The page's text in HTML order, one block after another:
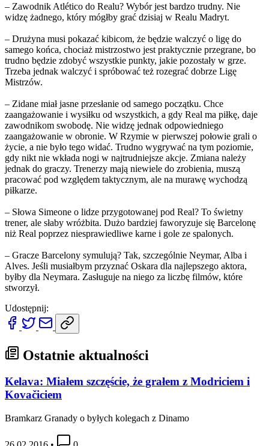
– Zawodnik Atlético do Realu? Wybór jest bardzo trudny. Nie
widzę żadnego, który mógłby grać dzisiaj w Realu Madryt.
– Drużyna musi pokazać kibicom, że będzie walczyć o ligę do
samego końca, chociaż mistrzostwo jest praktycznie przegrane, bo
trudno będzie zdobyć wszystkie punkty, jakie pozostały w grze.
Trzeba jednak walczyć i spróbować też rozegrać dobrze Ligę
Mistrzów.
– Zidane miał jasne przesłanie od samego początku. Chce
zaangażowanie i wysiłku od wszystkich, a gdy Real ma piłkę, daje
zawodnikom swobodę. Nie widzę jednak odpowiedniego
zaangażowanie w obronie. W Rzymie w pierwszej połowie grali o
życie, a nie było tego widać. Trudno wygrywać na tym poziomie,
gdy nikt nie wkłada nogi w najtrudniejsze akcje. Zmiana należy
jednak do graczy. Trenerzy mają niewiele do zrobienia, muszą
pracować pod względem taktycznym, ale na murawę wychodzą
piłkarze.
– Słowa Simeone o lidze przygotowanej pod Real? To świetny
trener, ale słaby wróżbita. Dużo bardziej faworyzuje się Barcelonę
niż Real poprzez niesprawiedliwe karne i gole ze spalonych.
– Gracze Barcelony symulują? Tak, szczególnie Neymar, Alba i
Alves. Jeśli musiałbym przyznać Oskara dla najlepszego aktora,
byłby dla Neymara. Zasługuje na niego za liczbę filmów, które
stworzył.
Udostępnij:
Ostatnie aktualności
Kelava: Miałem szczęście, że grałem z Modriciem i
Kovačiciem
Bramkarz Granady o byłych kolegach z Dinamo